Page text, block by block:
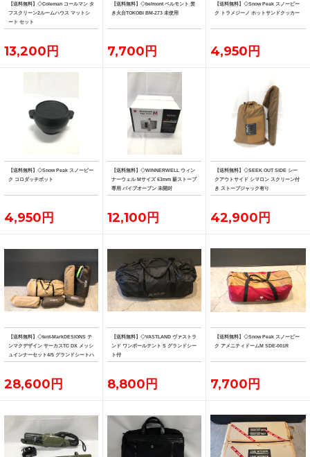
【送料無料】◇Coleman コールマン タ
フスクリーン2ルームハウス マットシ
ート セット
13,200円
【送料無料】◇belmont ベルモント 焚
き火台TOKOBI BM-273 未使用
7,700円
【送料無料】◇Snow Peak スノーピー
ク トラメジーノ ホットサンドクッカー
4,950円
【送料無料】◇Snow Peak スノーピー
ク コロダッチポット
4,950円
【送料無料】◇WINNERWELL ウィン
ナーウェル Mサイズ 63mm 薪ストーブ
専用 パイプオーブン 未開封
12,100円
【送料無料】◇SEEK OUT SIDE シー
クアウトサイド シマロン スクリーン付
き ストーブジャック有り
42,900円
【送料無料】◇tent-MarkDESIGNS テ
ンマクデザイン サーカスTC DX メッシ
ュインナーセット4/5 グランドシートハ
ーフ フロントフラップ
28,600円
【送料無料】◇VASTLAND ヴァストラ
ンド ワンポールテント S グランドシー
ト付
8,800円
【送料無料】◇Snow Peak スノーピー
ク アメニティドームM SDE-001R
7,700円